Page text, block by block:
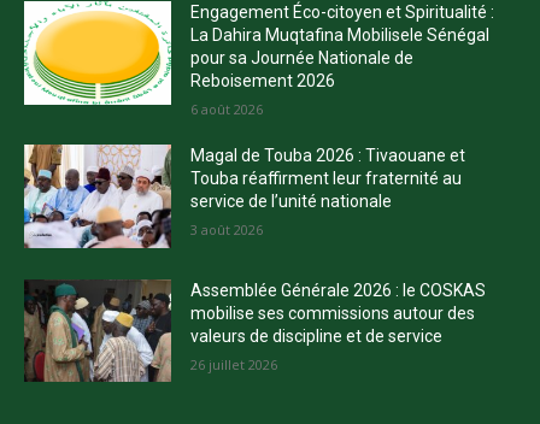
Engagement Éco-citoyen et Spiritualité :
La Dahira Muqtafina Mobilisele Sénégal
pour sa Journée Nationale de
Reboisement 2026
6 août 2026
Magal de Touba 2026 : Tivaouane et
Touba réaffirment leur fraternité au
service de l’unité nationale
3 août 2026
Assemblée Générale 2026 : le COSKAS
mobilise ses commissions autour des
valeurs de discipline et de service
26 juillet 2026